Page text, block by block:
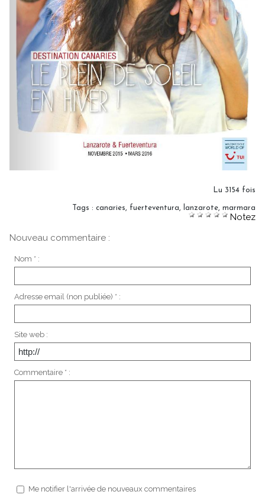
Lu 3154 fois
Tags : canaries, fuerteventura, lanzarote, marmara
Notez
Nouveau commentaire :
Nom * :
Adresse email (non publiée) * :
Site web :
Commentaire * :
Me notifier l'arrivée de nouveaux commentaires